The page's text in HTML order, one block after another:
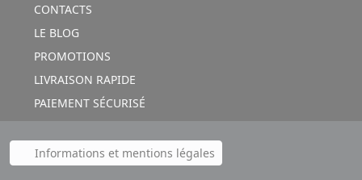
CONTACTS
LE BLOG
PROMOTIONS
LIVRAISON RAPIDE
PAIEMENT SÉCURISÉ
Informations et mentions légales